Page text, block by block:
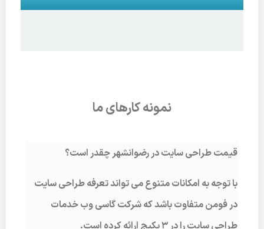
نمونه کارهای ما
قیمت طراحی سایت در رضوانشهر چقدر است؟
با توجه به امکانات متنوع می تواند تعرفه طراحی سایت
در فومن متفاوت باشد که شرکت گاسی وب خدمات
طراحی سایت را در 3 پکیج ارائه کرده است.